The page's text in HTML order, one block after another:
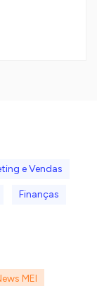
e Vendas
Finanças
MEI